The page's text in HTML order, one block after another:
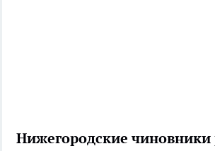
Нижегородские